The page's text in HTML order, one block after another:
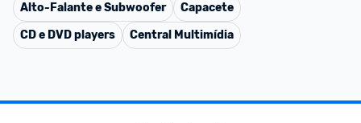
Alto-Falante e Subwoofer
Capacete
CD e DVD players
Central Multimídia